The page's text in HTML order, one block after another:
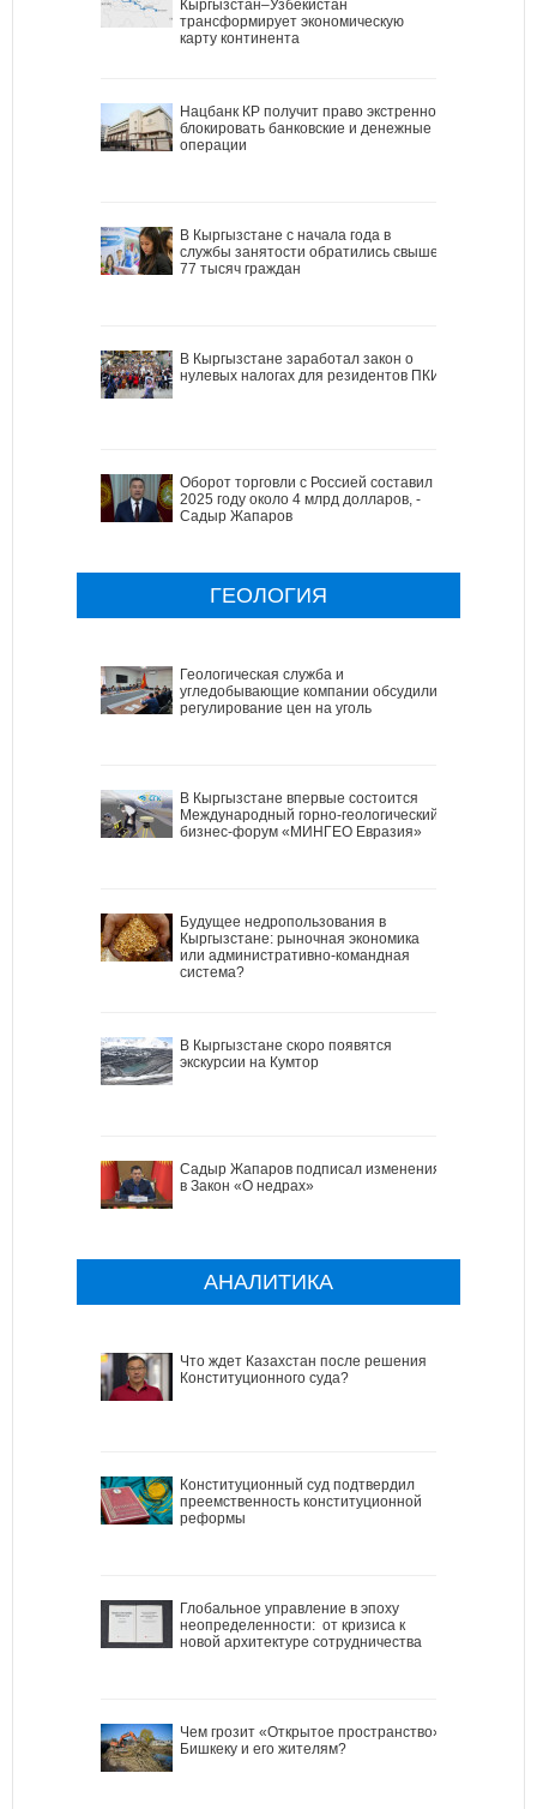
Кыргызстан–Узбекистан
трансформирует экономическую
карту континента
Нацбанк КР получит право экстренно
блокировать банковские и денежные
операции
В Кыргызстане с начала года в
службы занятости обратились свыше
77 тысяч граждан
В Кыргызстане заработал закон о
нулевых налогах для резидентов ПКИ
Оборот торговли с Россией составил в
2025 году около 4 млрд долларов, -
Садыр Жапаров
ГЕОЛОГИЯ
Геологическая служба и
угледобывающие компании обсудили
регулирование цен на уголь
В Кыргызстане впервые состоится
Международный горно-геологический
бизнес-форум «МИНГЕО Евразия»
Будущее недропользования в
Кыргызстане: рыночная экономика
или административно-командная
система?
В Кыргызстане скоро появятся
экскурсии на Кумтор
Садыр Жапаров подписал изменения
в Закон «О недрах»
АНАЛИТИКА
Что ждет Казахстан после решения
Конституционного суда?
Конституционный суд подтвердил
преемственность конституционной
реформы
Глобальное управление в эпоху
неопределенности: от кризиса к
новой архитектуре сотрудничества
Чем грозит «Открытое пространство»
Бишкеку и его жителям?